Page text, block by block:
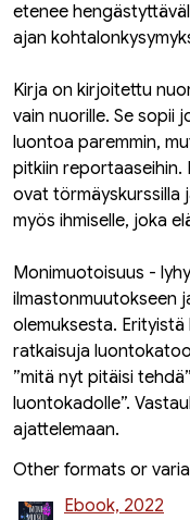
etenee
ajan
Kirja on kirjoitettu
vain nuorille. Se sopii
luontoa paremmin,
pitkiin reportaaseihin.
ovat törmäyskurssilla
myös ihmiselle, joka
Monimuotoisuus -
ilmastonmuutokseen
olemuksesta.
ratkaisuja
”mitä nyt pitäisi
luontokadolle”.
ajattelemaan.
Other formats or
Ebook, 2022